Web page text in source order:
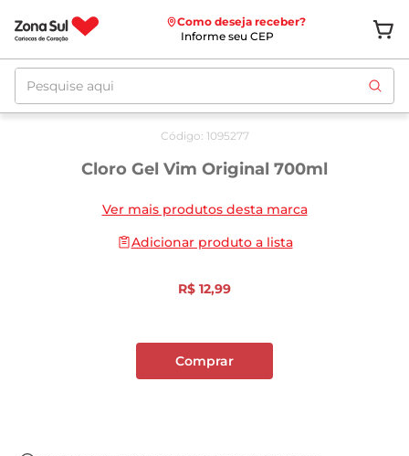
Como deseja receber?
Informe seu CEP
Pesquise aqui
Código: 1095277
Cloro Gel Vim Original 700ml
Ver mais produtos desta marca
Adicionar produto a lista
R$ 12,99
Comprar